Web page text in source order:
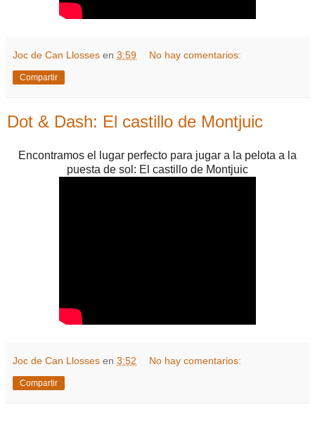
Joc de Can Llosses en 3:59 No hay comentarios:
Compartir
Dot & Dash: El castillo de Montjuic
Encontramos el lugar perfecto para jugar a la pelota a la
puesta de sol: El castillo de Montjuic
Joc de Can Llosses en 3:52 No hay comentarios:
Compartir